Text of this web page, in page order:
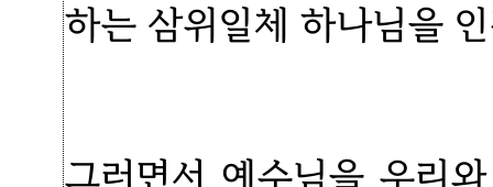
하는 삼위일체 하나님을
그러면서 예수님을 우리